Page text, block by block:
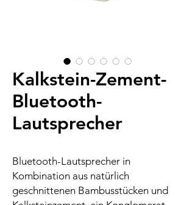
Kalkstein-Zement-
Bluetooth-
Lautsprecher
Bluetooth-Lautsprecher in
Kombination aus natürlich
geschnittenen Bambusstücken und